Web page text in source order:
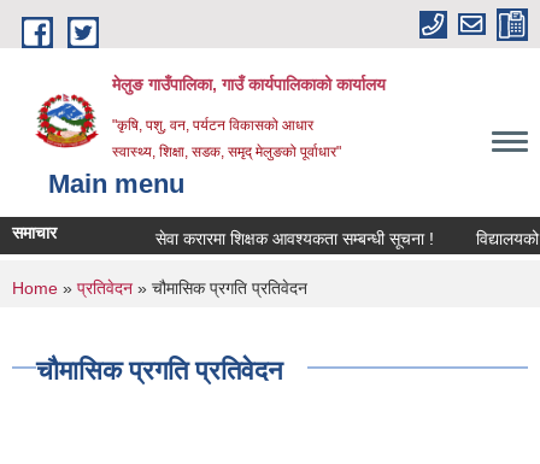
Skip to main content
मेलुङ गाउँपालिका, गाउँ कार्यपालिकाको कार्यालय
"कृषि, पशु, वन, पर्यटन विकासको आधार
स्वास्थ्य, शिक्षा, सडक, समृद् मेलुङको पूर्वाधार"
Main menu
समाचार सेवा करारमा शिक्षक आवश्‍यकता सम्बन्धी सूचना ! विद्यालयको
You are here
Home » प्रतिवेदन » चौमासिक प्रगति प्रतिवेदन
चौमासिक प्रगति प्रतिवेदन